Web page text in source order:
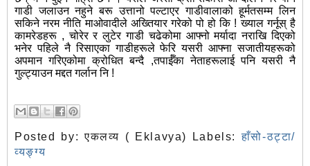
गाडी जलाउन नहुने बरू उत्तानो पल्टाएर गाडीवालाको हूर्मतसम्म लिन
सकिने नरम नीति माओवादीले अख्तियार गरेको पो हो कि ! ख्याल गर्नूस् है
कामरेडहरू , चोरेर र लुटेर गाडी चढेकोमा आफ्नो मर्यादा नराखि दिएको
भनेर पहिले नै रिसाएका गाडीहरूले फेरि यसरी आफ्ना सजातीयहरूको
अपमान गरिएकोमा क्रोधित बन्दै ,तपाईँका नेताहरूलाई पनि यसरी नै
गुल्ट्याउन मद्दत गर्लान नि !
Posted by:एकलव्य ( Eklavya) Labels:हाँसो-ठट्टा/
व्यङ्ग्य